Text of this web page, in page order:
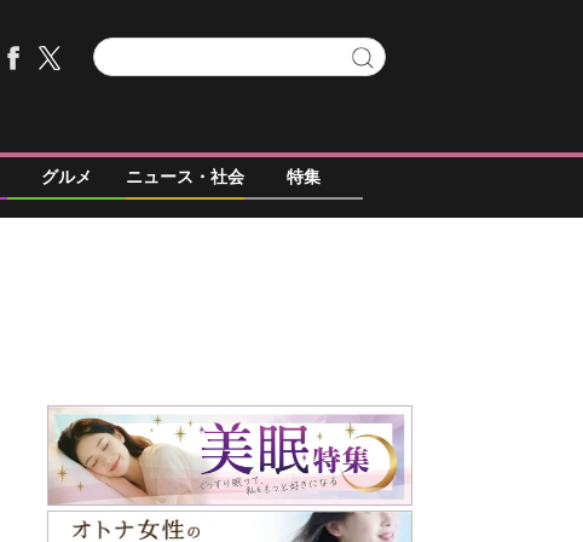
グルメ ニュース・社会 特集